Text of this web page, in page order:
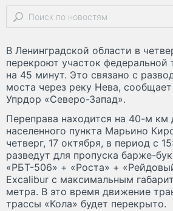
В Ленинградской области в
перекроют участок федеральной
на 45 минут. Это связано с
моста через реку Нева,
Упрдор «Северо-Запад».
Переправа находится на 40-м км
населенного пункта Марьино
четверг, 17 октября, в период с
разведут для пропуска барже-
«РБТ-506» + «Роста» +
Excalibur с максимальным
метра. В это время движение
трассы «Кола» будет перекрыто.